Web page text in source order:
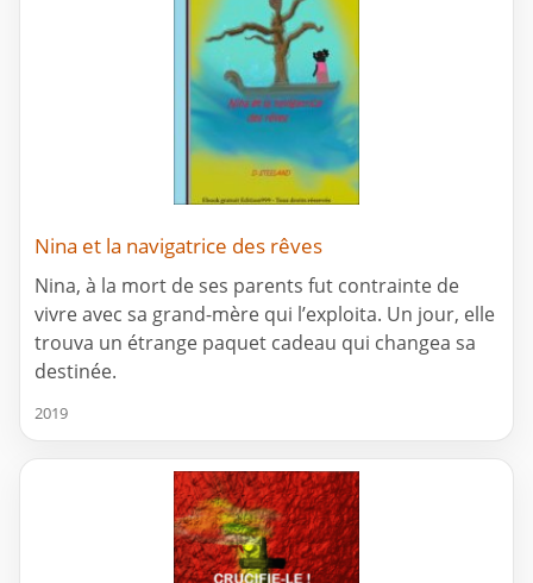
Nina et la navigatrice des rêves
Nina, à la mort de ses parents fut contrainte de
vivre avec sa grand-mère qui l’exploita. Un jour, elle
trouva un étrange paquet cadeau qui changea sa
destinée.
2019